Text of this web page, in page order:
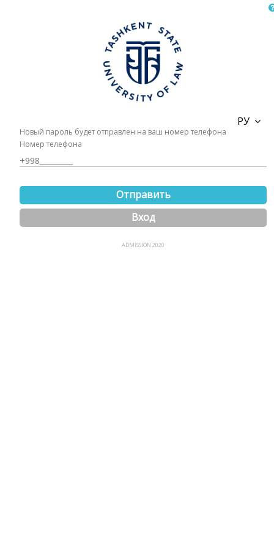
РУ
Новый пароль будет отправлен на ваш номер телефона
Номер телефона
Отправить
Вход
ADMISSION 2020